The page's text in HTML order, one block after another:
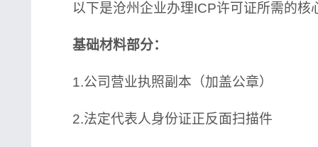
以下是沧州企业办理ICP许可证所需的核
基础材料部分：
1.公司营业执照副本（加盖公章）
2.法定代表人身份证正反面扫描件